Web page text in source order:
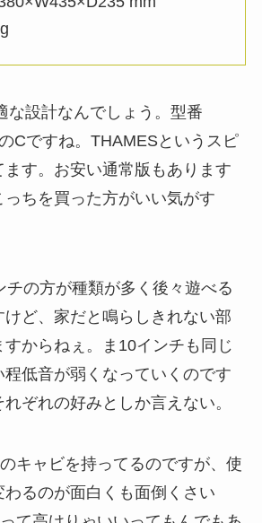
な設計なんでしょう。型番
Cですね。THAMESというスピ
す。お安い通常版もあります
ちを買った方がいい気がす
チの方が種類が多く後々遊べる
ど、家だと鳴らしきれない部
からねぇ。ま10インチも同じ
低音が弱くなっていくのです
ぞれの好みとしか言えない。
キャビを持ってるのですが、使
わるのが面白くも面倒くさい